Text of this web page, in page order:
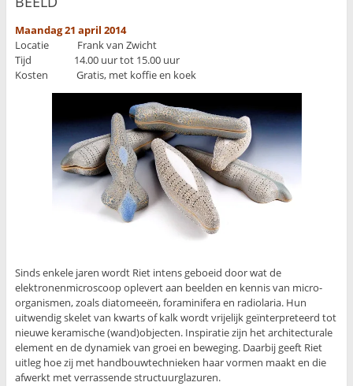
Maandag 21 april 2014
Locatie Frank van Zwicht
Tijd 14.00 uur tot 15.00 uur
Kosten Gratis, met koffie en koek
Sinds enkele jaren wordt Riet intens geboeid door wat de
elektronenmicroscoop oplevert aan beelden en kennis van micro-
organismen, zoals diatomeeën, foraminifera en radiolaria. Hun
uitwendig skelet van kwarts of kalk wordt vrijelijk geïnterpreteerd tot
nieuwe keramische (wand)objecten. Inspiratie zijn het architecturale
element en de dynamiek van groei en beweging. Daarbij geeft Riet
uitleg hoe zij met handbouwtechnieken haar vormen maakt en die
afwerkt met verrassende structuurglazuren.